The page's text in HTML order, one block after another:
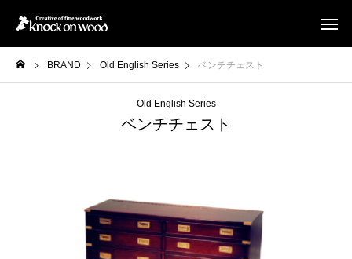
BRAND Old English Series ベンチチェスト
Old English Series
ベンチチェスト